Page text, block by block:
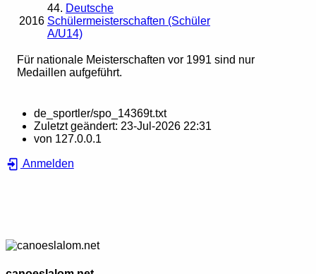
2016
44. Deutsche
Schülermeisterschaften (Schüler
A/U14)
Für nationale Meisterschaften vor 1991 sind nur
Medaillen aufgeführt.
de_sportler/spo_14369t.txt
Zuletzt geändert: 23-Jul-2026 22:31
von 127.0.0.1
Anmelden